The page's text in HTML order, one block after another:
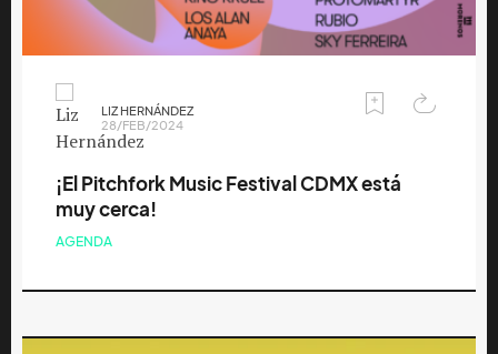
LIZ HERNÁNDEZ
28/FEB/2024
¡El Pitchfork Music Festival CDMX está
muy cerca!
AGENDA